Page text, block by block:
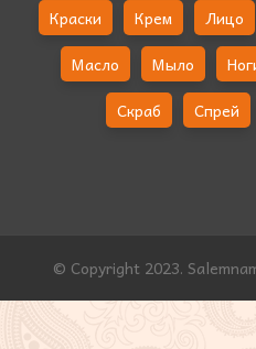
Краски
Крем Лицо
Масло
Мыло
Скраб
Спрей
© Copyright 2023.